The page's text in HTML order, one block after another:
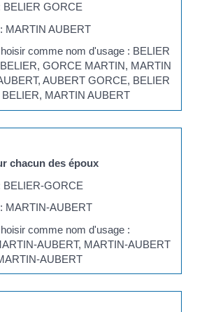
GORCE
MARTIN AUBERT
comme nom d'usage : BELIER
GORCE MARTIN, MARTIN
AUBERT GORCE, BELIER
MARTIN AUBERT
chacun des époux
GORCE
MARTIN-AUBERT
comme nom d'usage :
AUBERT, MARTIN-AUBERT
AUBERT